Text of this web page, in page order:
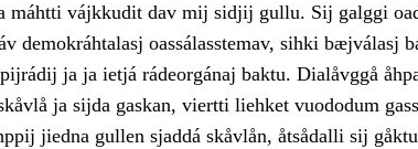
máhtti vájkkudit dav mij sidjij gullu. Sij galggi
demokráhtalasj oassálasstemav, sihki bæjválasj
ja ja ietjá rádeorgánaj baktu. Dialåvggå
ja sijda gaskan, viertti liehket vuododum
jiedna gullen sjaddá skåvlån, åtsådalli sij